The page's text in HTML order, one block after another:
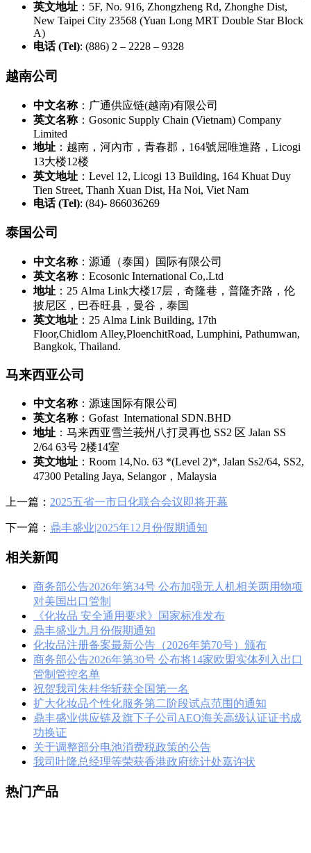
英文地址 ：5F, No. 916, Zhongzheng Rd, Zhonghe Dist,
New Taipei City 23568 (Yuan Long MRT Double Star Block
A)
电话 (Tel): (886) 2 – 2228 – 9328
越南公司
中文名称：广通供应链(越南)有限公司
英文名称：Gosonic Supply Chain (Vietnam) Company
Limited
地址 ：越南，河內市，青春郡，164號屈唯進路，Licogi
13大楼12楼
英文地址 ：Level 12, Licogi 13 Building, 164 Khuat Duy
Tien Street, Thanh Xuan Dist, Ha Noi, Viet Nam
电话 (Tel): (84)- 866036269
泰国公司
中文名称：源通（泰国）国际有限公司
英文名称：Ecosonic International Co,.Ltd
地址 ：25 Alma Link大楼17层，奇隆巷，普隆齐路，伦
披尼区，巴吞旺县，曼谷，泰国
英文地址 ：25 Alma Link Building, 17th
Floor,Chidlom Alley,PloenchitRoad, Lumphini, Pathumwan,
Bangkok, Thailand.
马来西亚公司
中文名称：源速国际有限公司
英文名称：Gofast International SDN.BHD
地址 ：马来西亚雪兰莪州八打灵再也 SS2 区 Jalan SS
2/64 63号 2楼14室
英文地址 ：Room 14,No. 63 *(Level 2)*, Jalan Ss2/64, SS2,
47300 Petaling Jaya, Selangor，Malaysia
上一篇： 2025五省一市日化联合会议即将开幕
下一篇： 鼎丰盛业|2025年12月份假期通知
相关新闻
商务部公告2026年第34号 公布加强无人机相关两用物项
对美国出口管制
《化妆品 安全通用要求》国家标准发布
鼎丰盛业九月份假期通知
化妆品注册备案最新公告（2026年第70号）颁布
商务部公告2026年第30号 公布将14家欧盟实体列入出口
管制管控名单
祝贺我司朱桂华斩获全国第一名
扩大化妆品个性化服务第二阶段试点范围的通知
鼎丰盛业供应链及旗下子公司AEO海关高级认证证书成
功换证
关于调整部分电池消费税政策的公告
我司叶隆总经理等荣获香港政府统计处嘉许状
热门产品